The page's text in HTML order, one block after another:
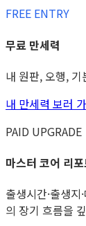
FREE ENTRY
무료 만세력
내 원판, 오행,
내 만세력 보러
PAID UPGRADE
마스터 코어 리
출생시간·출생
의 장기 흐름을